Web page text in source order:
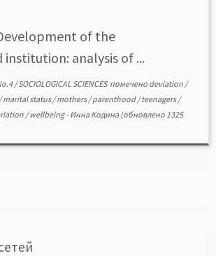
of the
analysis of ...
/SOCIOLOGICAL SCIENCES помечено deviation /
/marital status/mothers/parenthood/teenagers/
/wellbeing- Инна Кодина(обновлено 1325